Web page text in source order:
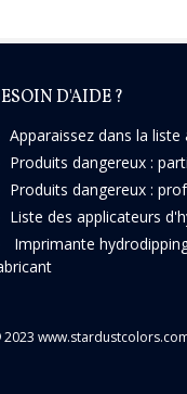
D'AIDE ?
Apparaissez dans la
Produits dangereux :
Produits dangereux :
Liste des applicateurs
Imprimante
2023